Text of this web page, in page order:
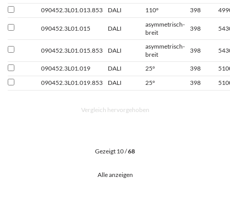
090452.3L01.013.853
DALI 110° 398
090452.3L01.015 DALI
asymmetrisch-
breit
398
090452.3L01.015.853 DALI
asymmetrisch-
breit
398
090452.3L01.019 DALI 25° 398
090452.3L01.019.853
DALI 25° 398
Vergleich hervorgehoben
Gezeigt 10 /68
Alle anzeigen